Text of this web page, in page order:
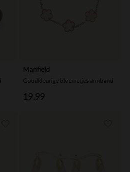
Manfield
Goudkleurige bloemetjes armband
19.99